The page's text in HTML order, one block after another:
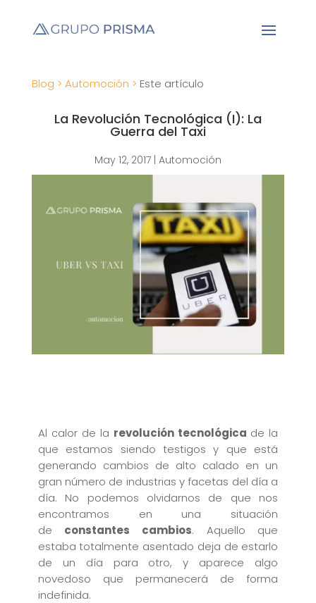
Blog > Automoción > Este artículo
La Revolución Tecnológica (I): La
Guerra del Taxi
May 12, 2017| Automoción
Al calor de la revolución tecnológica de la
que estamos siendo testigos y que está
generando cambios de alto calado en un
gran número de industrias y facetas del día a
día. No podemos olvidarnos de que nos
encontramos en una situación
de constantes cambios. Aquello que
estaba totalmente asentado deja de estarlo
de un día para otro, y aparece algo
novedoso que permanecerá de forma
indefinida.